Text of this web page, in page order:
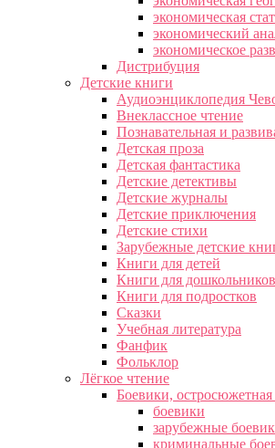
экономическая
экономический
экономическое
Дистрибуция
Детские книги
Аудиоэнциклопедия
Внеклассное чтение
Познавательная и
Детская проза
Детская фантастика
Детские детективы
Детские журналы
Детские приключения
Детские стихи
Зарубежные детские
Книги для детей
Книги для дошкольников
Книги для подростков
Сказки
Учебная литература
Фанфик
Фольклор
Лёгкое чтение
Боевики, остросюжетная
боевики
зарубежные
криминальные